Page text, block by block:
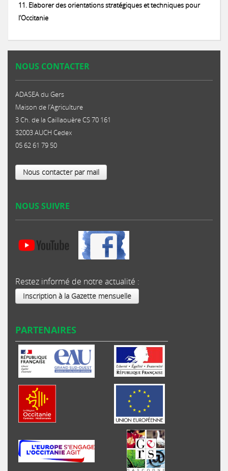
11. Elaborer des orientations stratégiques et techniques pour
l’Occitanie
NOUS CONTACTER
ADASEA du Gers
Maison de l’Agriculture
3 Ch. de la Caillaouère CS 70 161
32003 AUCH Cedex
05 62 61 79 50
Nous contacter par mail
NOUS SUIVRE
Restez informé de notre actualité :
Inscription à la Gazette mensuelle
PARTENAIRES